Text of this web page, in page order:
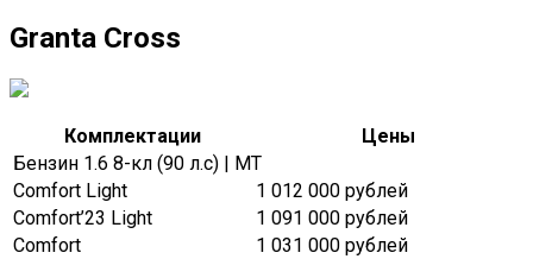
Granta Cross
Комплектации
Цены
Бензин 1.6 8-кл (90 л.с) | MT
Comfort Light
1 012 000 рублей
Comfort’23 Light
1 091 000 рублей
Comfort
1 031 000 рублей